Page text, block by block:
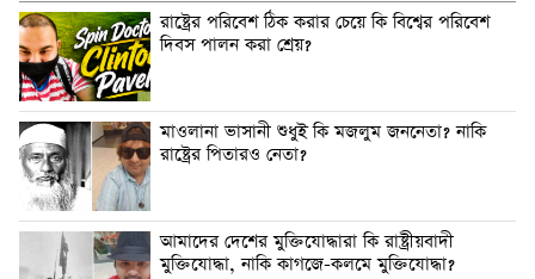
‎রাষ্ট্রের পরিবেশ ঠিক করার চেয়ে কি বিশ্বের পরিবেশ
দিবস পালন করা শ্রেয়?
‎মাওলানা ভাসানী শুধুই কি মজলুম জননেতা? নাকি
রাষ্ট্রের পিতারও নেতা?
‎আমাদের দেশের মুক্তিযোদ্ধারা কি রাষ্ট্রীয়বাদী
মুক্তিযোদ্ধা, নাকি কাগজে-কলমে মুক্তিযোদ্ধা?